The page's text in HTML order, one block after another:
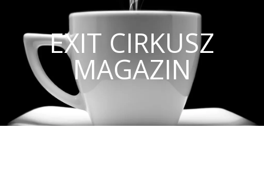
EXIT CIRKUSZ
MAGAZIN